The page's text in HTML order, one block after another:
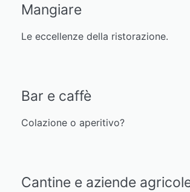
Mangiare
Le eccellenze della ristorazione.
Bar e caffè
Colazione o aperitivo?
Cantine e aziende